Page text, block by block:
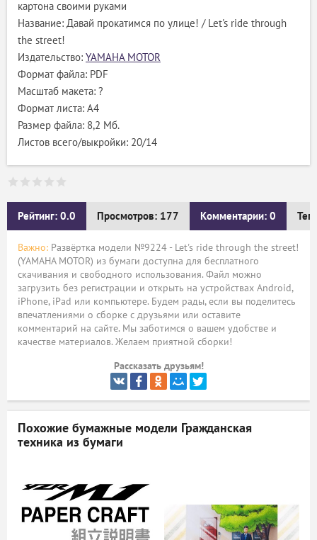
картона своими руками
Название: Давай прокатимся по улице! / Let's ride through
the street!
Издательство: YAMAHA MOTOR
Формат файла: PDF
Масштаб макета: ?
Формат листа: А4
Размер файла: 8,2 Мб.
Листов всего/выкройки: 20/14
Рейтинг: 0.0 Просмотров: 177 Комментарии: 0
Важно: Развёртка модели №9224 - Let's ride through the street!
(YAMAHA MOTOR) из бумаги доступна для бесплатного
скачивания и свободного использования. Файл можно
загрузить без регистрации и открыть на устройствах Android,
iPhone, iPad или компьютере. Будем рады, если вы поделитесь
впечатлениями о сборке с друзьями или оставите
комментарий на сайте. Мы заботимся о вашем удобстве и
качестве материалов. Желаем приятной сборки!
Рассказать друзьям!
Похожие бумажные модели Гражданская
техника из бумаги